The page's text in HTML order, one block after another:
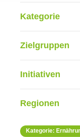
Kategorie
Zielgruppen
Initiativen
Regionen
Kategorie: